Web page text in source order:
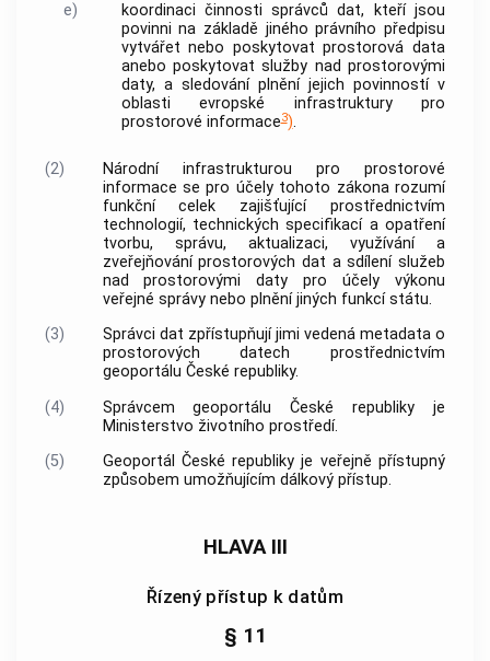
e)
koordinaci činnosti správců dat, kteří jsou
povinni na základě jiného právního předpisu
vytvářet nebo poskytovat prostorová data
anebo poskytovat služby nad prostorovými
daty, a sledování plnění jejich povinností v
oblasti evropské infrastruktury pro
prostorové informace3).
(2)
Národní infrastrukturou pro prostorové
informace se pro účely tohoto zákona rozumí
funkční celek zajišťující prostřednictvím
technologií, technických specifikací a opatření
tvorbu, správu, aktualizaci, využívání a
zveřejňování prostorových dat a sdílení služeb
nad prostorovými daty pro účely výkonu
veřejné správy nebo plnění jiných funkcí státu.
(3)
Správci dat zpřístupňují jimi vedená metadata o
prostorových datech prostřednictvím
geoportálu České republiky.
(4)
Správcem geoportálu České republiky je
Ministerstvo životního prostředí.
(5)
Geoportál České republiky je veřejně přístupný
způsobem umožňujícím dálkový přístup.
HLAVA III
Řízený přístup k datům
§ 11